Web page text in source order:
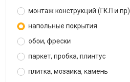
монтаж конструкций (ГКЛ и пр)
напольные покрытия
обои, фрески
паркет, пробка, плинтус
плитка, мозаика, камень